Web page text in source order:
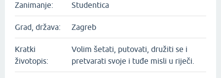
Zanimanje: Studentica
Grad, država: Zagreb
Kratki
životopis:
Volim šetati, putovati, družiti se i
pretvarati svoje i tuđe misli u riječi.